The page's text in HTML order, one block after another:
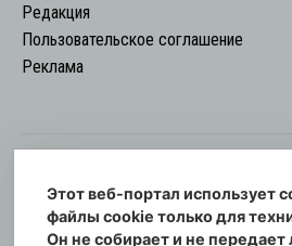
Редакция
Пользовательское соглашение
Реклама
© Информационный
Орловская cреда-плюс,
Этот веб-портал использует
файлы cookie только для
Он не собирает и не